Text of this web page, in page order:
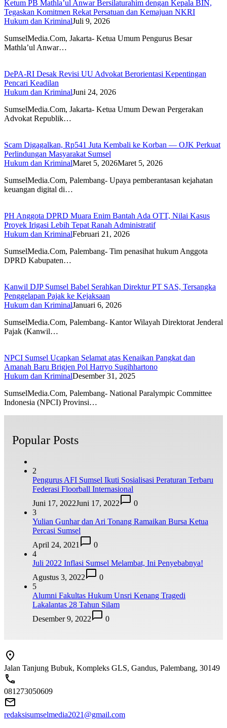
Ketum PB Mathla’ul Anwar Bersilaturahim dengan Kepala BIN,
Tegaskan Komitmen Rekat Persatuan dan Kemajuan NKRI
Hukum dan KriminalJuli 9, 2026
SumselMedia.Com, Jakarta- Ketua Umum Pengurus Besar
Mathla’ul Anwar…
DePA-RI Desak Revisi UU Advokat Berorientasi Kepentingan
Pencari Keadilan
Hukum dan KriminalJuni 24, 2026
SumselMedia.Com, Jakarta- Ketua Umum Dewan Pergerakan
Advokat Republik…
Scam Digagalkan, Rp541 Juta Kembali ke Korban — OJK Perkuat
Perlindungan Masyarakat Sumsel
Hukum dan KriminalMaret 5, 2026Maret 5, 2026
SumselMedia.Com, Palembang- Upaya pemberantasan kejahatan
keuangan digital di…
PH Anggota DPRD Muara Enim Bantah Ada OTT, Nilai Kasus
Proyek Irigasi Lebih Tepat Ranah Administratif
Hukum dan KriminalFebruari 21, 2026
SumselMedia.Com, Palembang- Tim penasihat hukum Anggota
DPRD Kabupaten…
Kanwil DJP Sumsel Babel Serahkan Direktur PT SAS, Tersangka
Penggelapan Pajak ke Kejaksaan
Hukum dan KriminalJanuari 6, 2026
SumselMedia.Com, Palembang- Kantor Wilayah Direktorat Jenderal
Pajak (Kanwil…
NPCI Sumsel Ucapkan Selamat atas Kenaikan Pangkat dan
Amanah Baru Brigjen Pol Harryo Sugihhartono
Hukum dan KriminalDesember 31, 2025
SumselMedia.Com, Palembang- National Paralympic Committee
Indonesia (NPCI) Provinsi…
Popular Posts
2
Pengurus AFI Sumsel Ikuti Sosialisasi Peraturan Terbaru
Federasi Floorball Internasional
Juni 17, 2022Juni 17, 2022
0
3
Yulian Gunhar dan Ari Tonang Ramaikan Bursa Ketua
Percasi Sumsel
April 24, 2021
0
4
Juli 2022 Inflasi Sumsel Melambat, Ini Penyebabnya!
Agustus 3, 2022
0
5
Alumni Fakultas Hukum Unsri Kenang Tragedi
Lakalantas 28 Tahun Silam
Desember 9, 2022
0
Jalan Tanjung Bubuk, Kompleks GLS, Gandus, Palembang, 30149
081273050609
redaksisumselmedia2021@gmail.com